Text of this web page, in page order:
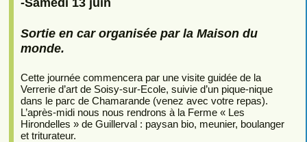
Sortie en car organisée par la Maison du
monde.
Cette journée commencera par une visite guidée de la
Verrerie d’art de Soisy-sur-Ecole, suivie d’un pique-nique
dans le parc de Chamarande (venez avec votre repas).
L’après-midi nous nous rendrons à la Ferme « Les
Hirondelles » de Guillerval : paysan bio, meunier, boulanger
et triturateur.